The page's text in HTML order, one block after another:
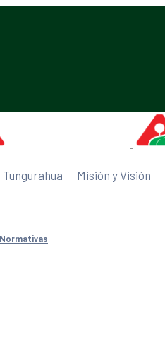
Tungurahua Misión y Visión
Normativas